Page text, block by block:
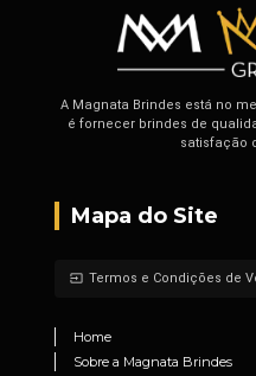
A Magnata Brindes está no
é fornecer brindes de
satisfação
Mapa do Site
input Termos e Condições de
Home
Sobre a Magnata Brindes